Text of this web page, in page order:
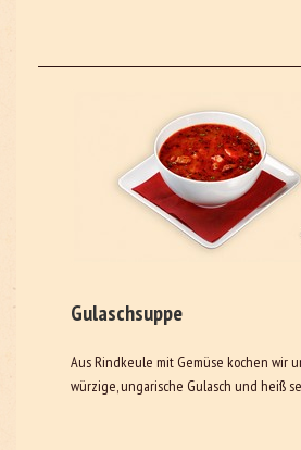
Gulaschsuppe
Aus Rindkeule mit Gemüse kochen wir
würzige, ungarische Gulasch und heiß